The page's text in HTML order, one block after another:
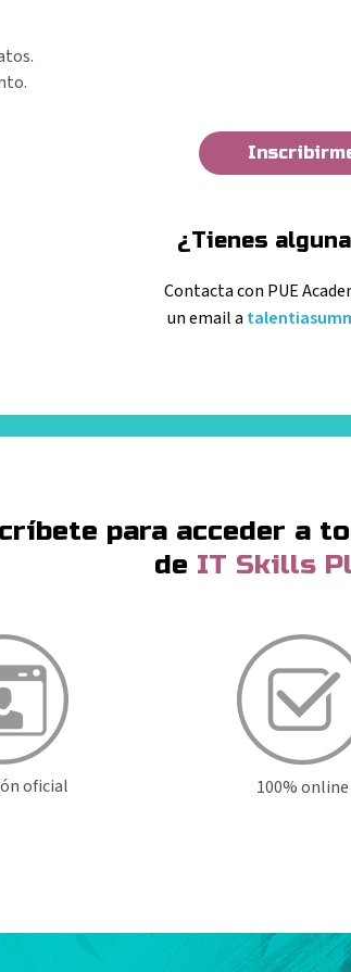
¿Tienes
Contacta con PUE
un email a
para acceder a
de IT Skills
oficial 100% online